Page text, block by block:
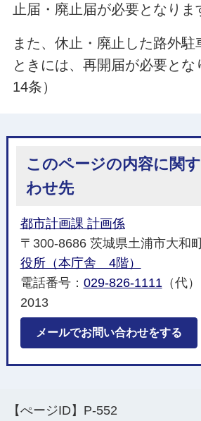
止届・廃止届が必要となりま
また、休止・廃止した路外駐
ときには、再開届が必要とな
14条）
このページの内容に関
わせ先
都市計画課 計画係
〒300-8686 茨城県土浦市大和
役所（本庁舎 4階）
電話番号： 029-826-1111（代
2013
メールでお問い合わせをする
【ぺージID】 P-552